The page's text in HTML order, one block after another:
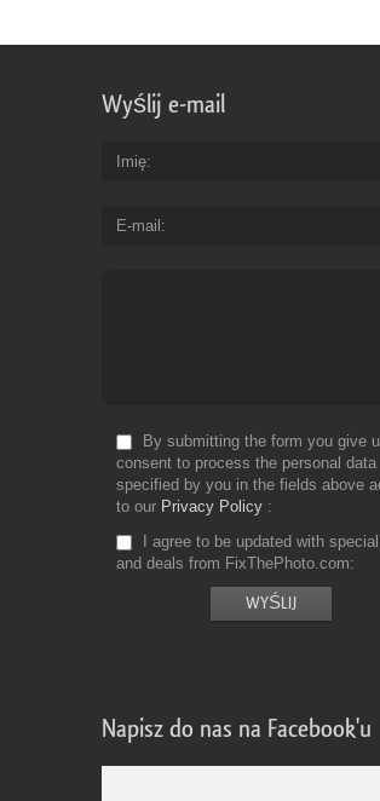
Wyślij e-mail
Imię
E-mail
By submitting the form you give
consent to process the personal data
specified by you in the fields above
to our Privacy Policy
I agree to be updated with
and deals from FixThePhoto.com
Napisz do nas na Facebook'u